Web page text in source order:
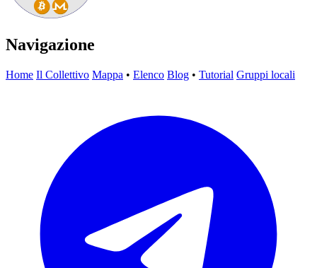
Navigazione
Home Il Collettivo Mappa • Elenco Blog • Tutorial Gruppi locali